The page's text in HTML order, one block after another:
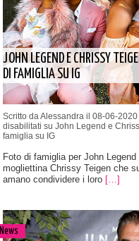
JOHN LEGEND E CHRISSY
DI FAMIGLIA SU IG
Scritto da Alessandra il 08-06-2020 |
disabilitati su John Legend e
famiglia su IG
Foto di famiglia per John
mogliettina Chrissy Teigen che
amano condividere i loro […]
News